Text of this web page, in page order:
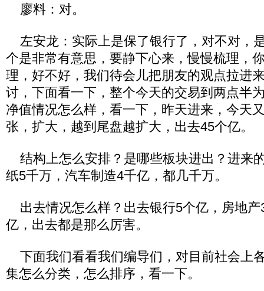
廖料：对。
左安龙：实际上是保了银行了，对不对，
个是非常有意思，要静下心来，慢慢梳理，
理，好不好，我们待会儿把朋友的观点拉进
讨，下面看一下，整个今天的交易到两点半
净值情况怎么样，看一下，昨天进来，今天
张，扩大，越到尾盘越扩大，出去45个亿。
结构上怎么安排？是哪些板块进出？进来
纸5千万，汽车制造4千亿，都几千万。
出去情况怎么样？出去银行5个亿，房地产
亿，出去都是那么厉害。
下面我们看看我们编导们，对目前社会上
集怎么分类，怎么排序，看一下。